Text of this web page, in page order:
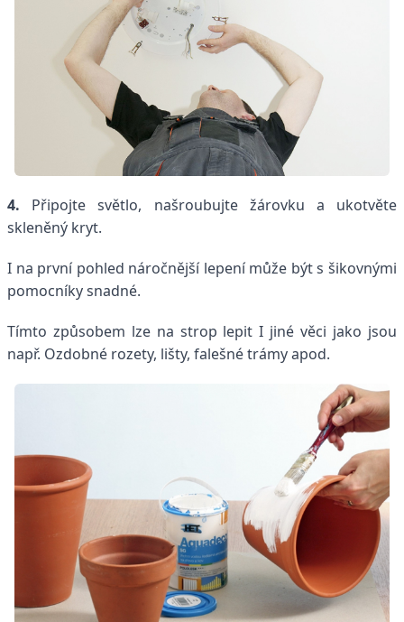
4. Připojte světlo, našroubujte žárovku a ukotvěte
skleněný kryt.
I na první pohled náročnější lepení může být s šikovnými
pomocníky snadné.
Tímto způsobem lze na strop lepit I jiné věci jako jsou
např. Ozdobné rozety, lišty, falešné trámy apod.